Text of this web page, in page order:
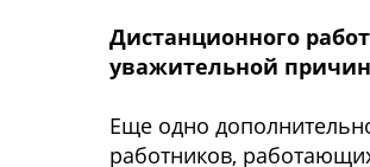
Дистанционного
уважительной
Еще одно
работников,